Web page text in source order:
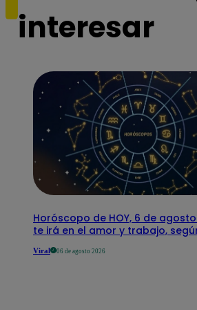
interesar
Horóscopo de HOY, 6 de
te irá en el amor y trabajo,
Viral 06 de agosto 2026